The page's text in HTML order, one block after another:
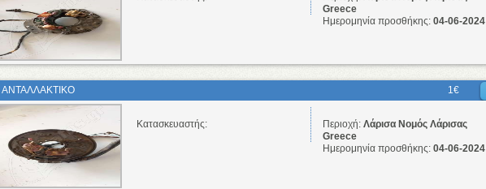
Greece
Ημερομηνία προσθήκης: 04-06-2024
ΑΝΤΑΛΛΑΚΤΙΚΟ 1€
Κατασκευαστής: Περιοχή: Λάρισα Νομός Λάρισας
Greece
Ημερομηνία προσθήκης: 04-06-2024